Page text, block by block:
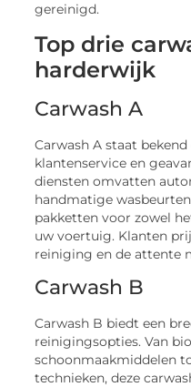
gereinigd.
Top drie
harderwijk
Carwash A
Carwash A staat
klantenservice en
diensten omvatten
handmatige
pakketten voor zowel
uw voertuig. Klanten
reiniging en de attente
Carwash B
Carwash B biedt een
reinigingsopties. Van
schoonmaakmiddelen
technieken, deze